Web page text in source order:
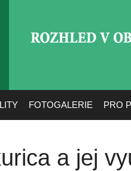
FOTOGALERIE PRO
a jej